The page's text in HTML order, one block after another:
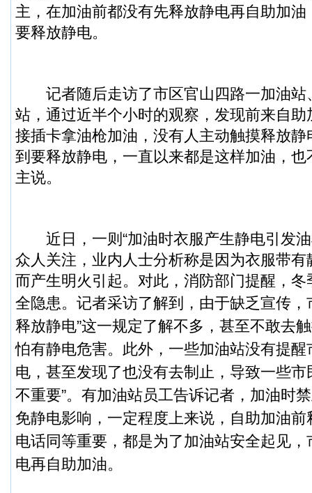
主，在加油前都没有先释放静电再自助加
要释放静电。
记者随后走访了市区官山四路一加油站
站，通过近半个小时的观察，发现前来自
接插卡拿油枪加油，没有人主动触摸释放静
到要释放静电，一直以来都是这样加油，也
主说。
近日，一则“加油时衣服产生静电引发油
众人关注，业内人士分析称是因为衣服带
而产生明火引起。对此，消防部门提醒，
全隐患。 记者采访了解到，由于缺乏宣传，
释放静电”这一规定了解不多，甚至不敢去
怕有静电危害。此外，一些加油站没有提
电，甚至发现了也没有去制止，导致一些市
不重要”。 有加油站员工告诉记者，加油时
免静电影响，一定程度上来说，自助加油
电话同等重要，都是为了加油站安全起见
电再自助加油。